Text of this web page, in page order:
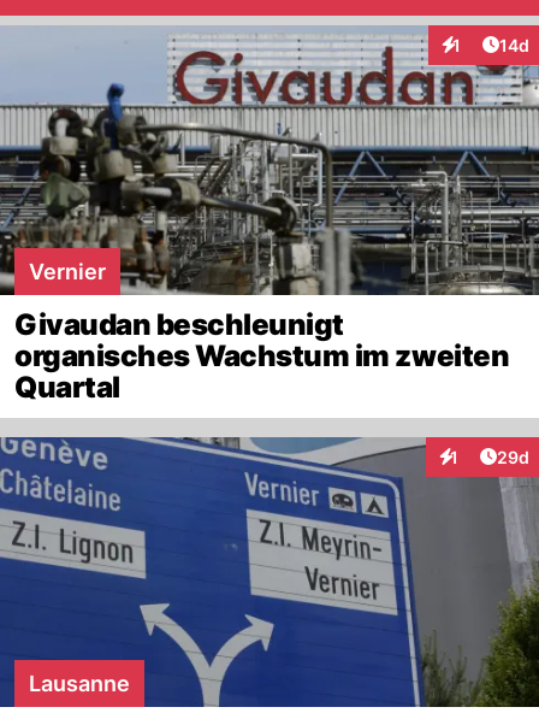
1 14d
Vernier
Givaudan beschleunigt
organisches Wachstum im zweiten
Quartal
1
Interaktionen
29d
Lausanne